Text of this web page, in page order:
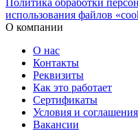
Политика обработки
использования файлов
О компании
О нас
Контакты
Реквизиты
Как это работает
Сертификаты
Условия и соглашения
Вакансии